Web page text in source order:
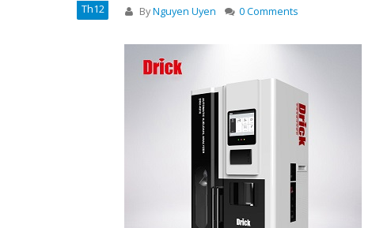
Th12 ByNguyen Uyen 0 Comments